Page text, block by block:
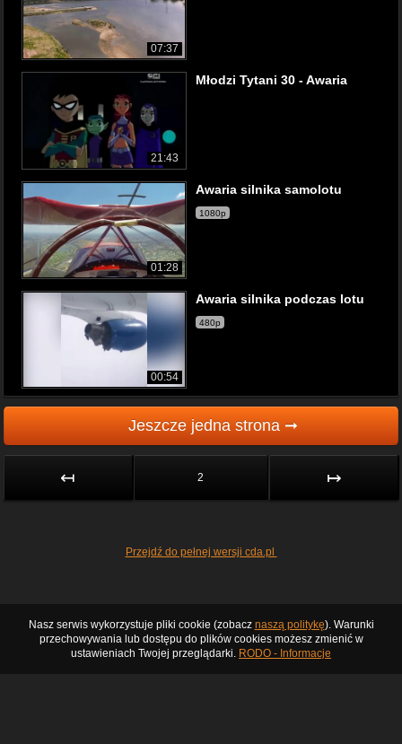
07:37
21:43
Młodzi Tytani 30 - Awaria
01:28
Awaria silnika samolotu
1080p
00:54
Awaria silnika podczas lotu
480p
Jeszcze jedna strona ➞
↤ 2 ↦
Przejdź do pełnej wersji cda.pl
Nasz serwis wykorzystuje pliki cookie (zobacz naszą politykę). Warunki
przechowywania lub dostępu do plików cookies możesz zmienić w
ustawieniach Twojej przeglądarki. RODO - Informacje